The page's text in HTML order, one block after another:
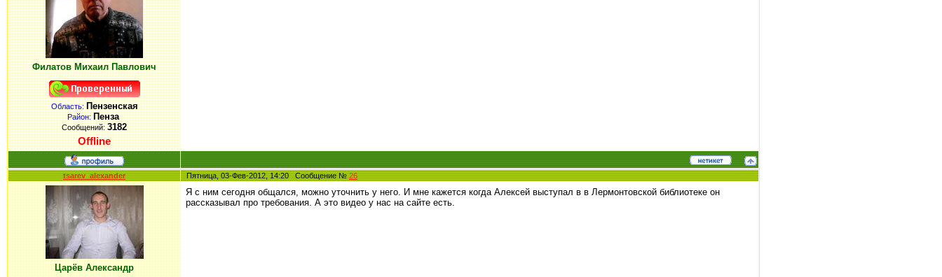
Филатов Михаил Павлович
Область:Пензенская
Район: Пенза
Сообщений:3182
Offline
tsarev_alexander Пятница, 03-Фев-2012, 14:20 Сообщение №26
Царёв Александр
Я с ним сегодня общался, можно уточнить у него. И мне кажется когда Алексей выступал в в Лермонтовской библиотеке он
рассказывал про требования. А это видео у нас на сайте есть.